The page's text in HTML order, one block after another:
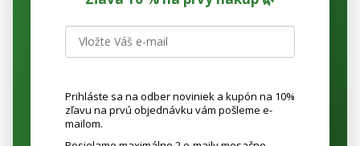
Prihláste sa na odber noviniek a kupón na 10%
zľavu na prvú objednávku vám pošleme e-
mailom.